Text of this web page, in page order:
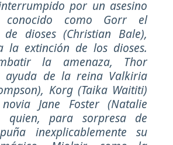
por un asesino
conocido como Gorr el
dioses (Christian Bale),
la extinción de los dioses.
la amenaza, Thor
ayuda de la reina Valkiria
Korg (Taika Waititi)
Jane Foster (Natalie
quien, para sorpresa de
inexplicablemente su